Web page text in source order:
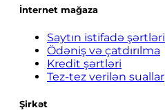
İnternet mağaza
Saytın istifadə şərtləri
Ödəniş və çatdırılma
Kredit şərtləri
Tez-tez verilən suallar
Şirkət